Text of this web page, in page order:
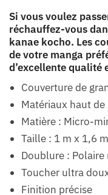
Si vous voulez
réchauffez-vous
kanae kocho. Les
de votre manga
d’excellente qualité
Couverture de
Matériaux haut de
Matière : Micro-
Taille : 1 m x 1,6 m
Doublure :
Toucher ultra
Finition précise